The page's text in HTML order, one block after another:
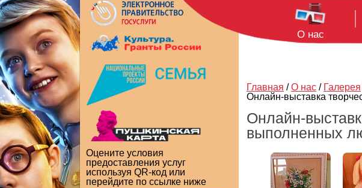
Оцените условия
предоставления услуг
используя QR-код или
перейдите по ссылке ниже
О нас
Главная / О нас / Галерея
Онлайн-выставка
Онлайн-
выполненных